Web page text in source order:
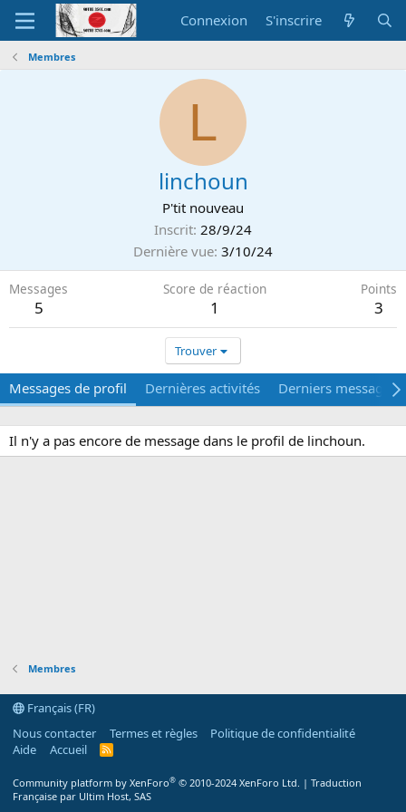
Connexion S'inscrire
Membres
L
linchoun
P'tit nouveau
Inscrit 28/9/24
Dernière vue 3/10/24
Messages
5
Score de réaction
1
Points
3
Trouver
Messages de profil Dernières activités Derniers messages
Il n'y a pas encore de message dans le profil de linchoun.
Membres
Français (FR)
Nous contacter
Termes et règles
Politique de confidentialité
Aide
Accueil
R
Community platform by XenForo® © 2010-2024 XenForo Ltd. | Traduction
Française par Ultim Host, SAS